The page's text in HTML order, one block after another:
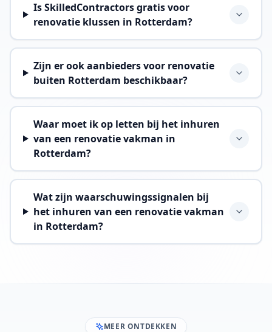
Is SkilledContractors gratis voor
renovatie klussen in Rotterdam?
Zijn er ook aanbieders voor renovatie
buiten Rotterdam beschikbaar?
Waar moet ik op letten bij het inhuren
van een renovatie vakman in
Rotterdam?
Wat zijn waarschuwingssignalen bij
het inhuren van een renovatie vakman
in Rotterdam?
MEER ONTDEKKEN